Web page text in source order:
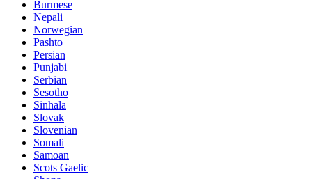
Burmese
Nepali
Norwegian
Pashto
Persian
Punjabi
Serbian
Sesotho
Sinhala
Slovak
Slovenian
Somali
Samoan
Scots Gaelic